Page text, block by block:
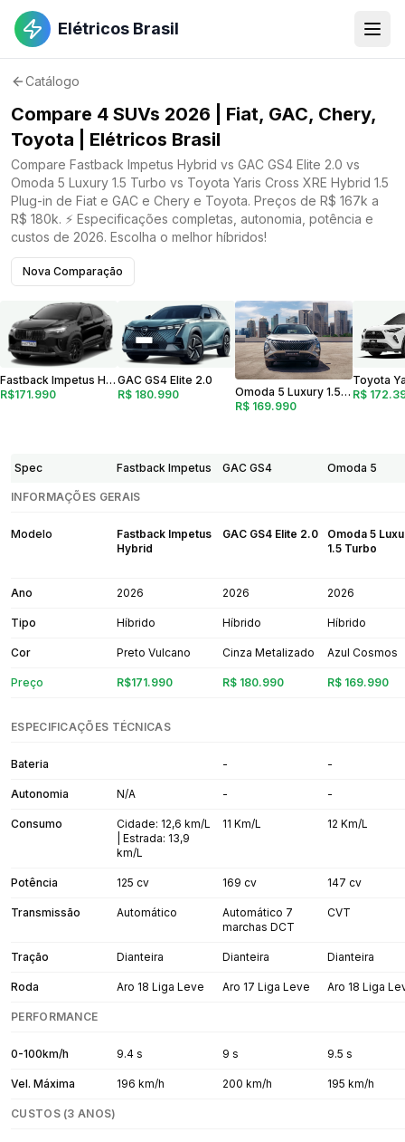
Elétricos Brasil
Catálogo
Compare 4 SUVs 2026 | Fiat, GAC, Chery,
Toyota | Elétricos Brasil
Compare Fastback Impetus Hybrid vs GAC GS4 Elite 2.0 vs
Omoda 5 Luxury 1.5 Turbo vs Toyota Yaris Cross XRE Hybrid 1.5
Plug-in de Fiat e GAC e Chery e Toyota. Preços de R$ 167k a
R$ 180k. ⚡ Especificações completas, autonomia, potência e
custos de 2026. Escolha o melhor híbridos!
Nova Comparação
Fastback Impetus Hybrid
R$171.990
GAC GS4 Elite 2.0
R$ 180.990
Omoda 5 Luxury 1.5 Turbo
R$ 169.990
R$
Spec Fastback Impetus GAC GS4 Omoda 5
INFORMAÇÕES GERAIS
Modelo
Fastback Impetus
Hybrid
GAC GS4 Elite 2.0
Omoda 5
1.5 Turbo
Ano 2026 2026 2026
Tipo Híbrido Híbrido Híbrido
Cor Preto Vulcano Cinza Metalizado Azul Cosmos
Preço R$171.990 R$ 180.990 R$ 169.990
ESPECIFICAÇÕES TÉCNICAS
Bateria - -
Autonomia N/A - -
Consumo
Cidade: 12,6 km/L
| Estrada: 13,9
km/L
11 Km/L 12 Km/L
Potência 125 cv 169 cv 147 cv
Transmissão Automático
Automático 7
marchas DCT
CVT
Tração Dianteira Dianteira Dianteira
Roda Aro 18 Liga Leve Aro 17 Liga Leve Aro 18 Liga
PERFORMANCE
0-100km/h 9.4 s 9 s 9.5 s
Vel. Máxima 196 km/h 200 km/h 195 km/h
CUSTOS (3 ANOS)